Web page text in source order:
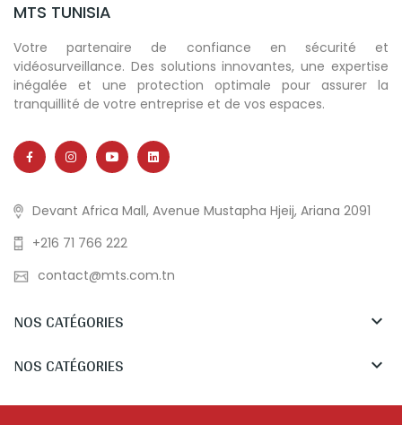
MTS TUNISIA
Votre partenaire de confiance en sécurité et
vidéosurveillance. Des solutions innovantes, une expertise
inégalée et une protection optimale pour assurer la
tranquillité de votre entreprise et de vos espaces.
Devant Africa Mall, Avenue Mustapha Hjeij, Ariana 2091
+216 71 766 222
contact@mts.com.tn
NOS CATÉGORIES 
NOS CATÉGORIES 